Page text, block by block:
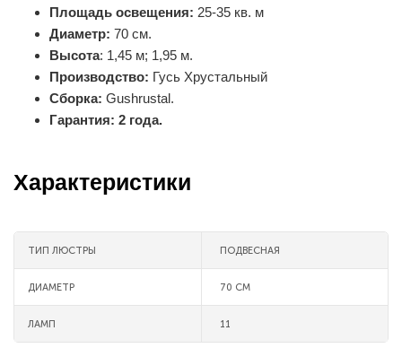
Площадь освещения: 25-35 кв. м
Диаметр: 70 см.
Высота: 1,45 м; 1,95 м.
Производство: Гусь Хрустальный
Сборка: Gushrustal.
Гарантия: 2 года.
Характеристики
ТИП ЛЮСТРЫ ПОДВЕСНАЯ
ДИАМЕТР 70 СМ
ЛАМП 11